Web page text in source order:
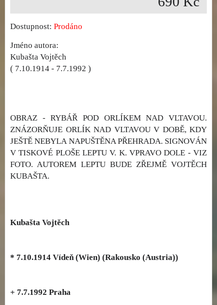
Dostupnost: Prodáno
Jméno autora:
Kubašta Vojtěch
( 7.10.1914 - 7.7.1992 )
OBRAZ - RYBÁŘ POD ORLÍKEM NAD VLTAVOU.
ZNÁZORŇUJE ORLÍK NAD VLTAVOU V DOBĚ, KDY
JEŠTĚ NEBYLA NAPUŠTĚNA PŘEHRADA. SIGNOVÁN
V TISKOVÉ PLOŠE LEPTU V. K. VPRAVO DOLE - VIZ
FOTO. AUTOREM LEPTU BUDE ZŘEJMĚ VOJTĚCH
KUBAŠTA.
Kubašta Vojtěch
* 7.10.1914 Vídeň (Wien) (Rakousko (Austria))
+ 7.7.1992 Praha